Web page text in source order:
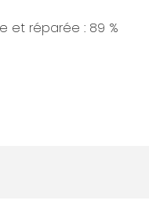
et réparée : 89 %